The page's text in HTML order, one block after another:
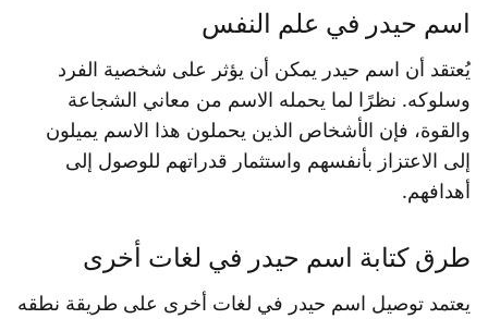
اسم حيدر في علم النفس
يُعتقد أن اسم حيدر يمكن أن يؤثر على شخصية الفرد
وسلوكه. نظرًا لما يحمله الاسم من معاني الشجاعة
والقوة، فإن الأشخاص الذين يحملون هذا الاسم يميلون
إلى الاعتزاز بأنفسهم واستثمار قدراتهم للوصول إلى
أهدافهم.
طرق كتابة اسم حيدر في لغات أخرى
يعتمد توصيل اسم حيدر في لغات أخرى على طريقة نطقه